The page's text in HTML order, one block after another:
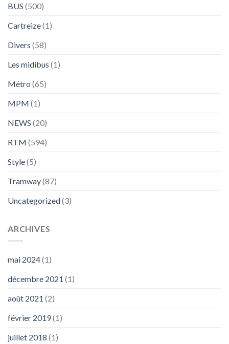
BUS (500)
Cartreize(1)
Divers (58)
Les midibus (1)
Métro (65)
MPM (1)
NEWS (20)
RTM (594)
Style(5)
Tramway(87)
Uncategorized(3)
ARCHIVES
mai 2024(1)
décembre 2021 (1)
août 2021 (2)
février 2019(1)
juillet 2018 (1)